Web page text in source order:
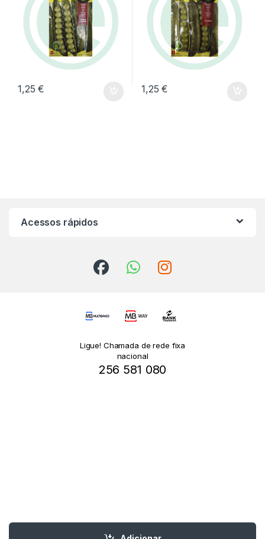
1,25€ 1,25€
Acessos rápidos
Ligue! Chamada de rede fixa
nacional
256 581 080